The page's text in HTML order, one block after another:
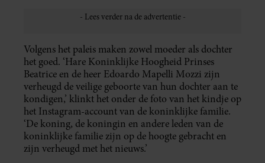
Volgens het paleis maken zowel moeder als dochter
het goed. ‘Hare Koninklijke Hoogheid Prinses
Beatrice en de heer Edoardo Mapelli Mozzi zijn
verheugd de veilige geboorte van hun dochter aan te
kondigen,’ klinkt het onder de foto van het kindje op
het Instagram-account van de koninklijke familie.
‘De koning, de koningin en andere leden van de
koninklijke familie zijn op de hoogte gebracht en
zijn verheugd met het nieuws.’